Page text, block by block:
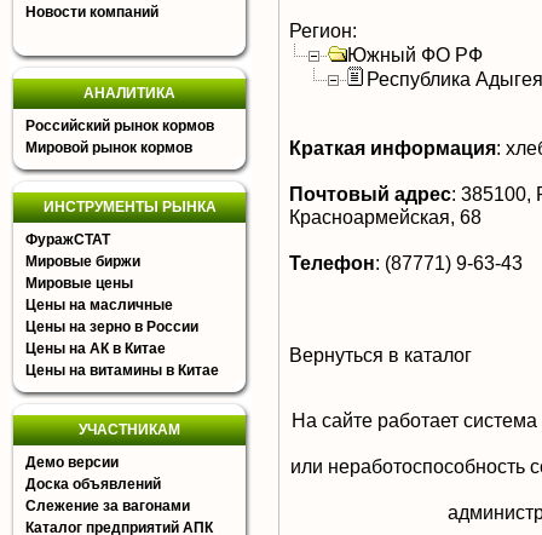
Новости компаний
АНАЛИТИКА
Российский рынок кормов
Мировой рынок кормов
ИНСТРУМЕНТЫ РЫНКА
ФуражСТАТ
Мировые биржи
Мировые цены
Цены на масличные
Цены на зерно в России
Цены на АК в Китае
Цены на витамины в Китае
УЧАСТНИКАМ
Демо версии
Доска объявлений
Слежение за вагонами
Каталог предприятий АПК
Регион:
Южный ФО РФ
Республика Адыгея
Краткая информация:
Почтовый адрес: 385100,
Красноармейская, 68
Телефон: (87771) 9-63-43
Вернуться в каталог
На сайте работает
или неработоспособность